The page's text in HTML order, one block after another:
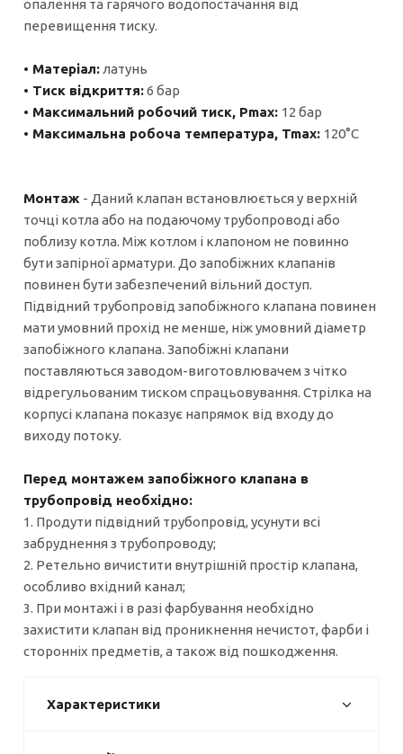
опалення та гарячого водопостачання від
перевищення тиску.
• Матеріал: латунь
• Тиск відкриття:6 бар
• Максимальний робочий тиск, Pmax: 12 бар
• Максимальна робоча температура, Tmax: 120°C
Монтаж - Даний клапан встановлюється у верхній
точці котла або на подаючому трубопроводі або
поблизу котла. Між котлом і клапоном не повинно
бути запірної арматури. До запобіжних клапанів
повинен бути забезпечений вільний доступ.
Підвідний трубопровід запобіжного клапана повинен
мати умовний прохід не менше, ніж умовний діаметр
запобіжного клапана. Запобіжні клапани
поставляються заводом-виготовлювачем з чітко
відрегульованим тиском спрацьовування. Стрілка на
корпусі клапана показує напрямок від входу до
виходу потоку.
Перед монтажем запобіжного клапана в
трубопровід необхідно:
1. Продути підвідний трубопровід, усунути всі
забруднення з трубопроводу;
2. Ретельно вичистити внутрішній простір клапана,
особливо вхідний канал;
3. При монтажі і в разі фарбування необхідно
захистити клапан від проникнення нечистот, фарби і
сторонніх предметів, а також від пошкодження.
Характеристики